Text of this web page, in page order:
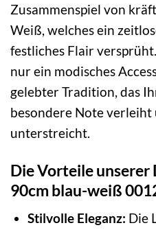
Zusammenspiel von
Weiß, welches ein
festliches Flair
nur ein modisches
gelebter Tradition, das
besondere Note
unterstreicht.
Die Vorteile unserer
90cm blau-weiß
Stilvolle Eleganz: Die